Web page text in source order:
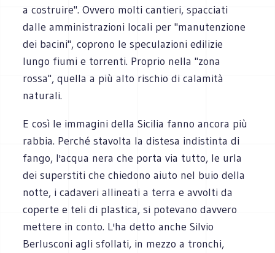
a costruire". Ovvero molti cantieri, spacciati
dalle amministrazioni locali per "manutenzione
dei bacini", coprono le speculazioni edilizie
lungo fiumi e torrenti. Proprio nella "zona
rossa", quella a più alto rischio di calamità
naturali.
E così le immagini della Sicilia fanno ancora più
rabbia. Perché stavolta la distesa indistinta di
fango, l'acqua nera che porta via tutto, le urla
dei superstiti che chiedono aiuto nel buio della
notte, i cadaveri allineati a terra e avvolti da
coperte e teli di plastica, si potevano davvero
mettere in conto. L'ha detto anche Silvio
Berlusconi agli sfollati, in mezzo a tronchi,